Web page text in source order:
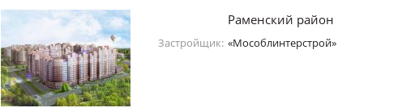
Раменский район
Застройщик: «Мособлинтерстрой»